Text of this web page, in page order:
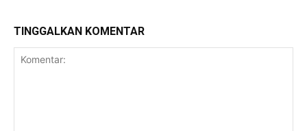
TINGGALKAN KOMENTAR